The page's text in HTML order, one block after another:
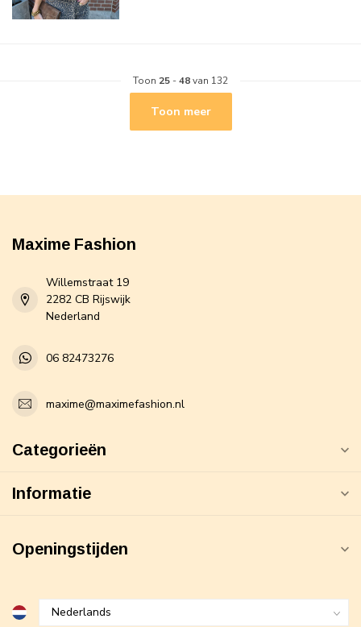
Toon 25 -48van 132
Toon meer
Maxime Fashion
Willemstraat 19
2282 CB Rijswijk
Nederland
06 82473276
maxime@maximefashion.nl
Categorieën
Informatie
Openingstijden